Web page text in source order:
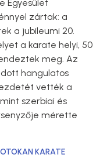
Egyesület
zártak: a
a jubileumi 20.
a karate helyi, 50
meg. Az
hangulatos
vették a
szerbiai és
mérette
KARATE